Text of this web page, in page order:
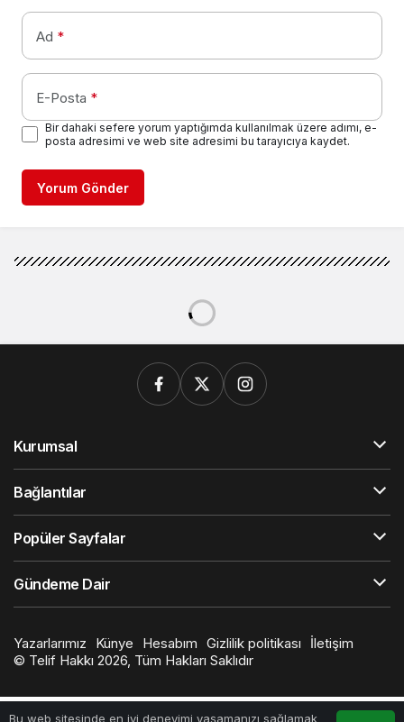
Ad *
E-Posta *
Bir dahaki sefere yorum yaptığımda kullanılmak üzere adımı, e-
posta adresimi ve web site adresimi bu tarayıcıya kaydet.
Yorum Gönder
Bu web sitesinde en iyi deneyimi yaşamanızı sağlamak
Kurumsal
Bağlantılar
Popüler Sayfalar
Gündeme Dair
Yazarlarımız Künye Hesabım Gizlilik politikası
İletişim
© Telif Hakkı 2026, Tüm Hakları Saklıdır